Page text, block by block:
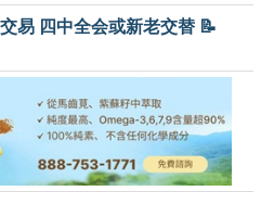
易 四中全会或新老交替 📝